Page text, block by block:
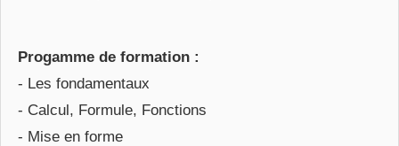
Progamme de formation :
- Les fondamentaux
- Calcul, Formule, Fonctions
- Mise en forme